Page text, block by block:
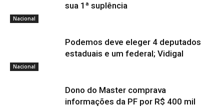
Nacional
sua 1ª suplência
Nacional
Podemos deve eleger 4 deputados
estaduais e um federal; Vidigal
Dono do Master comprava
informações da PF por R$ 400 mil